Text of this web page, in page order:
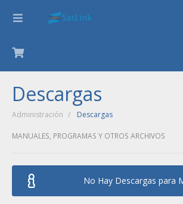
Descargas
Administración Descargas
MANUALES, PROGRAMAS Y OTROS ARCHIVOS
No Hay Descargas para